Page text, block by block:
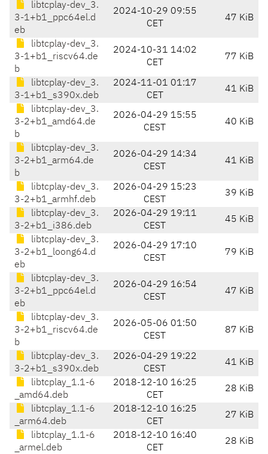
libtcplay-dev_3.
3-1+b1_ppc64el.d
eb
2024-10-29 09:55
CET
47 KiB
libtcplay-dev_3.
3-1+b1_riscv64.de
b
2024-10-31 14:02
CET
77 KiB
libtcplay-dev_3.
3-1+b1_s390x.deb
2024-11-01 01:17
CET
41 KiB
libtcplay-dev_3.
3-2+b1_amd64.de
b
2026-04-29 15:55
CEST
40 KiB
libtcplay-dev_3.
3-2+b1_arm64.de
b
2026-04-29 14:34
CEST
41 KiB
libtcplay-dev_3.
3-2+b1_armhf.deb
2026-04-29 15:23
CEST
39 KiB
libtcplay-dev_3.
3-2+b1_i386.deb
2026-04-29 19:11
CEST
45 KiB
libtcplay-dev_3.
3-2+b1_loong64.d
eb
2026-04-29 17:10
CEST
79 KiB
libtcplay-dev_3.
3-2+b1_ppc64el.d
eb
2026-04-29 16:54
CEST
47 KiB
libtcplay-dev_3.
3-2+b1_riscv64.de
b
2026-05-06 01:50
CEST
87 KiB
libtcplay-dev_3.
3-2+b1_s390x.deb
2026-04-29 19:22
CEST
41 KiB
libtcplay_1.1-6
_amd64.deb
2018-12-10 16:25
CET
28 KiB
libtcplay_1.1-6
_arm64.deb
2018-12-10 16:25
CET
27 KiB
libtcplay_1.1-6
_armel.deb
2018-12-10 16:40
CET
28 KiB